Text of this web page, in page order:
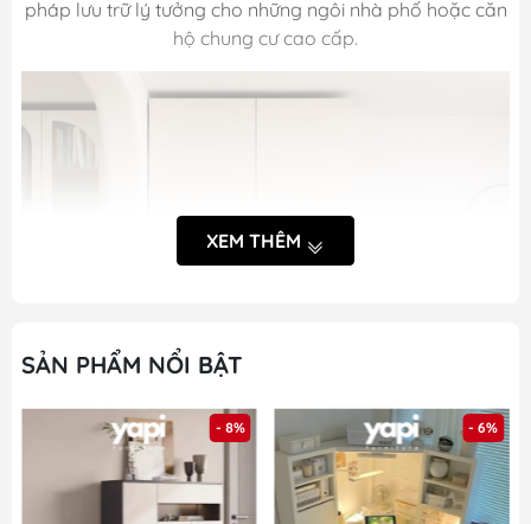
pháp lưu trữ lý tưởng cho những ngôi nhà phố hoặc căn
hộ chung cư cao cấp.
XEM THÊM
SẢN PHẨM NỔI BẬT
- 8% - 6%